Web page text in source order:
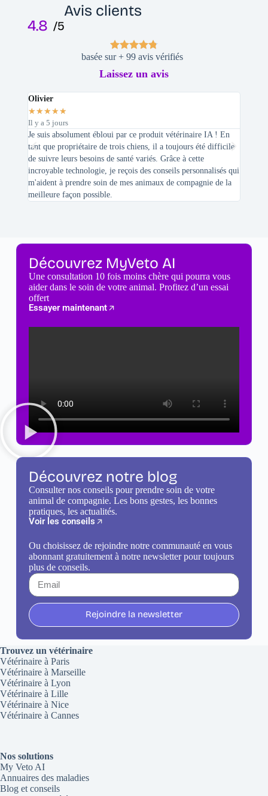
Avis clients
4.8 /5
basée sur + 99 avis vérifiés
Laissez un avis
Olivier
★★★★★
Il y a 5 jours
Je suis absolument ébloui par ce produit vétérinaire IA ! En
tant que propriétaire de trois chiens, il a toujours été difficile
de suivre leurs besoins de santé variés. Grâce à cette
incroyable technologie, je reçois des conseils personnalisés qui
m'aident à prendre soin de mes animaux de compagnie de la
meilleure façon possible.
Découvrez MyVeto AI
Une consultation 10 fois moins chère qui pourra vous
aider dans le soin de votre animal. Profitez d’un essai
offert
Essayer maintenant
Découvrez notre blog
Consulter nos conseils pour prendre soin de votre
animal de compagnie. Les bons gestes, les bonnes
pratiques, les actualités.
Voir les conseils
Ou choisissez de rejoindre notre communauté en vous
abonnant gratuitement à notre newsletter pour toujours
plus de conseils.
Rejoindre la newsletter
Trouvez un vétérinaire
Vétérinaire à Paris
Vétérinaire à Marseille
Vétérinaire à Lyon
Vétérinaire à Lille
Vétérinaire à Nice
Vétérinaire à Cannes
Nos solutions
My Veto AI
Annuaires des maladies
Blog et conseils